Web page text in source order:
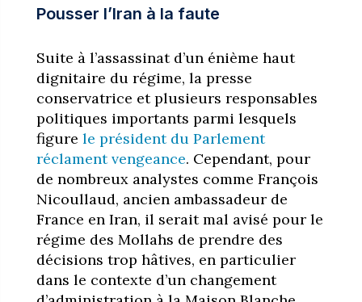
Pousser l’Iran à la faute
Suite à l’assassinat d’un énième haut
dignitaire du régime, la presse
conservatrice et plusieurs responsables
politiques importants parmi lesquels
figure le président du Parlement
réclament vengeance. Cependant, pour
de nombreux analystes comme François
Nicoullaud, ancien ambassadeur de
France en Iran, il serait mal avisé pour le
régime des Mollahs de prendre des
décisions trop hâtives, en particulier
dans le contexte d’un changement